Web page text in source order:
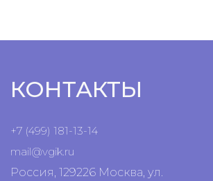
КОНТАКТЫ
+7 (499) 181-13-14
mail@vgik.ru
Россия, 129226 Москва, ул.